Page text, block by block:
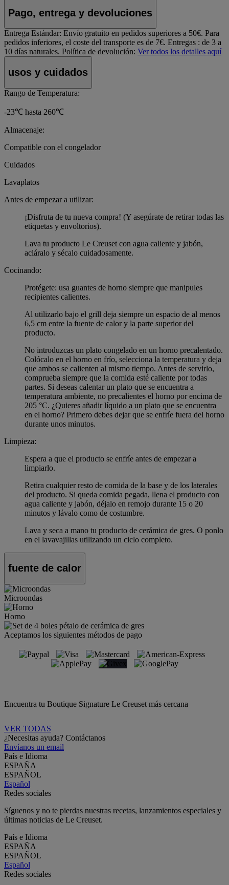
Pago, entrega y devoluciones
Entrega Estándar: Envío gratuito en pedidos superiores a 50€. Para
pedidos inferiores, el coste del transporte es de 7€. Entregas : de 3 a
10 días naturales. Política de devolución: Ver todos los detalles aquí
usos y cuidados
Rango de Temperatura:
-23℃ hasta 260℃
Almacenaje:
Compatible con el congelador
Cuidados
Lavaplatos
Antes de empezar a utilizar:
¡Disfruta de tu nueva compra! (Y asegúrate de retirar todas las
etiquetas y envoltorios).
Lava tu producto Le Creuset con agua caliente y jabón,
acláralo y sécalo cuidadosamente.
Cocinando:
Protégete: usa guantes de horno siempre que manipules
recipientes calientes.
Al utilizarlo bajo el grill deja siempre un espacio de al menos
6,5 cm entre la fuente de calor y la parte superior del
producto.
No introduzcas un plato congelado en un horno precalentado.
Colócalo en el horno en frío, selecciona la temperatura y deja
que ambos se calienten al mismo tiempo. Antes de servirlo,
comprueba siempre que la comida esté caliente por todas
partes. Si deseas calentar un plato que se encuentra a
temperatura ambiente, no precalientes el horno por encima de
205 °C. ¿Quieres añadir líquido a un plato que se encuentra
en el horno? Primero debes dejar que se enfríe fuera del horno
durante unos minutos.
Limpieza:
Espera a que el producto se enfríe antes de empezar a
limpiarlo.
Retira cualquier resto de comida de la base y de los laterales
del producto. Si queda comida pegada, llena el producto con
agua caliente y jabón, déjalo en remojo durante 15 o 20
minutos y lávalo como de costumbre.
Lava y seca a mano tu producto de cerámica de gres. O ponlo
en el lavavajillas utilizando un ciclo completo.
fuente de calor
Microondas
Horno
Aceptamos los siguientes métodos de pago
Encuentra tu Boutique Signature Le Creuset más cercana
VER TODAS
¿Necesitas ayuda? Contáctanos
Envíanos un email
País e Idioma
ESPAÑA
ESPAÑOL
Español
Redes sociales
Síguenos y no te pierdas nuestras recetas, lanzamientos especiales y
últimas noticias de Le Creuset.
País e Idioma
ESPAÑA
ESPAÑOL
Español
Redes sociales